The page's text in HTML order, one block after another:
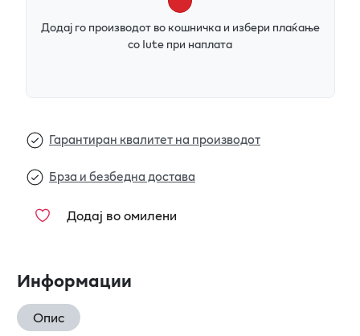
Додај го производот во кошничка и избери плаќање
со Iute при наплата
Гарантиран квалитет на производот
Брза и безбедна достава
Додај во омилени
Информации
Опис